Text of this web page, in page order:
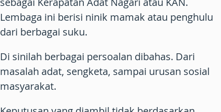
Lembaga ini berisi ninik mamak atau penghulu
dari berbagai suku.
Di sinilah berbagai persoalan dibahas. Dari
masalah adat, sengketa, sampai urusan sosial
masyarakat.